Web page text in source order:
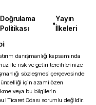
Doğrulama
Politikası
•
Yayın
İlkeleri
danışmanlığı kapsamında
ile risk ve getiri tercihlerinize
sözleşmesi çerçevesinde
için azami özen
veya bu bilgilerin
Ticaret Odası sorumlu değildir.